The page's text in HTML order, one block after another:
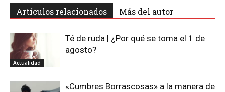
Artículos relacionados Más del autor
Actualidad
Té de ruda | ¿Por qué se toma el 1 de
agosto?
«Cumbres Borrascosas» a la manera de